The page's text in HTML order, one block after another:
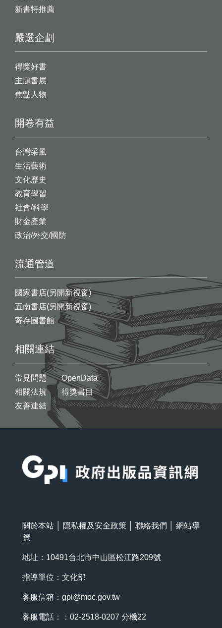
新書特推薦
開卷有益
台灣采風
生活藝術
文化歷史
教育學習
社會/科學
財金產業
政治/外交/國防
嚴選企劃
得獎好書
主題書展
焦點人物
流通管道
國家書店(另開新視窗)
五南書店(另開新視窗)
寄存圖書館
相關連結
常見問題
相關法規
友善連結
OpenData
得獎書目
關於本站 隱私權及安全政策 聯絡我們
網站導
覽
地址：10491台北市中山區松江路209號
指導單位：文化部
客服信箱： gpi@moc.gov.tw
客服電話：：02-2518-0207 分機22